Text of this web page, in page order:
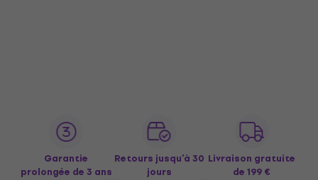
Garantie
prolongée de 3 ans
Retours jusqu’à 30
jours
Livraison gratuite
de 199 €